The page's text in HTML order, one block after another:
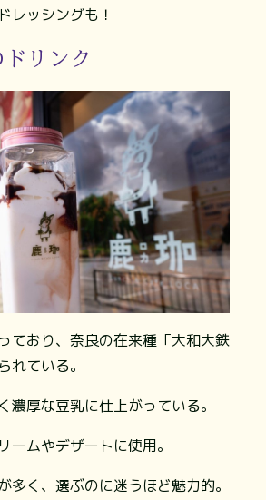
レッシングも！
リンク
ており、奈良の在来種「大和大鉄
れている。
濃厚な豆乳に仕上がっている。
ームやデザートに使用。
多く、選ぶのに迷うほど魅力的。